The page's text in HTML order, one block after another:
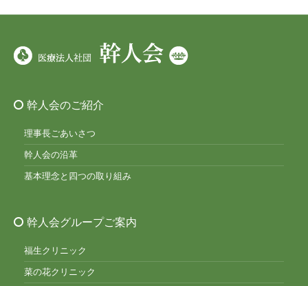
幹人会のご紹介
理事長ごあいさつ
幹人会の沿革
基本理念と四つの取り組み
幹人会グループご案内
福生クリニック
菜の花クリニック